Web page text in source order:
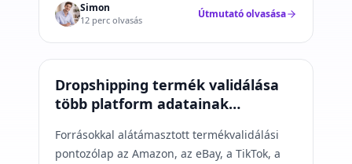
Simon
12 perc olvasás Útmutató olvasása
Termékkutatás
Dropshipping termék validálása
több platform adatainak
Forrásokkal alátámasztott termékvalidálási
pontozólap az Amazon, az eBay, a TikTok, a